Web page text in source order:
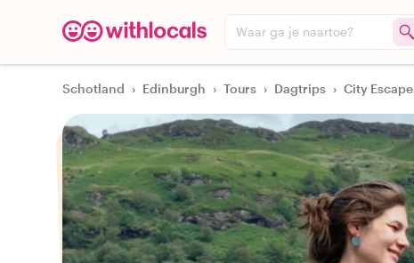
Waar ga je naartoe?
Schotland › Edinburgh › Tours › Dagtrips › City